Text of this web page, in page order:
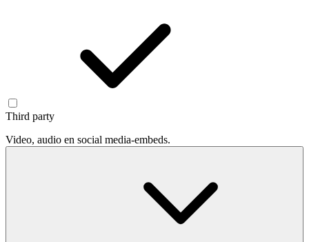
Third party
Video, audio en social media-embeds.